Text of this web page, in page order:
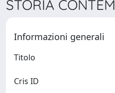
STORIA
Informazioni generali
Titolo
Cris ID